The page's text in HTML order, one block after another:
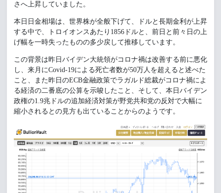
さへ上昇していました。
本日日金相場は、世界株が全般下げて、ドルと長期金利が上昇
する中で、トロイオンスあたり1856ドルと、前日と前々日の上
げ幅を一時失ったものの多少戻して推移しています。
この背景は昨日バイデン大統領がコロナ禍は改善する前に悪化
し、来月にCovid-19による死亡者数が50万人を超えると述べた
こと、また昨日のECB金融政策でラガルド総裁がコロナ禍によ
る経済の二番底の公算を示唆したこと、そして、本日バイデン
政権の1.9兆ドルの追加経済対策が野党共和党の反対で大幅に
縮小されるとの見方も出ていることからのようです。